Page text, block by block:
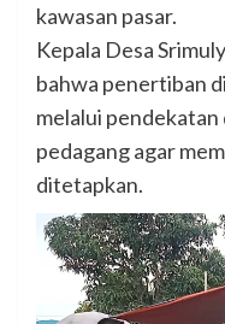
kawasan pasar.
Kepala Desa
bahwa penertiban
melalui pendekatan
pedagang agar
ditetapkan.